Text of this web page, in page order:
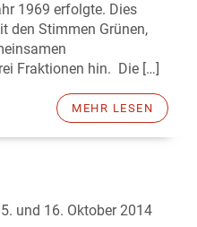
1969 erfolgte. Dies
den Stimmen Grünen,
Fraktionen hin. Die […]
MEHR LESEN
und 16. Oktober 2014